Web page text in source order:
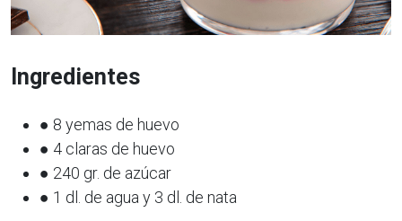
Ingredientes
● 8 yemas de huevo
● 4 claras de huevo
● 240 gr. de azúcar
● 1 dl. de agua y 3 dl. de nata